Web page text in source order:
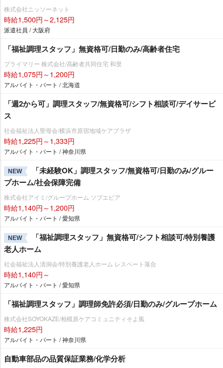
株式会社ニッソーネット
時給1,500円～2,125円
派遣社員 / 大阪府
「福祉調理スタッフ」無資格可/日勤のみ/高齢者住宅
プライマリー 株式会社/高齢者共同住宅 和里
時給1,075円～1,200円
アルバイト・パート / 北海道
「週2から可」調理スタッフ/無資格可/シフト相談可/デイサービ
ス
社会福祉法人聖母会/横浜市原宿地域ケアプラザ
時給1,225円～1,333円
アルバイト・パート / 神奈川県
NEW
「未経験OK」調理スタッフ/無資格可/日勤のみ/グルー
プホーム/社会保障完備
株式会社アイミ/グループホーム ソブエピア
時給1,140円～1,200円
アルバイト・パート / 愛知県
NEW
「福祉調理スタッフ」無資格可/シフト相談可/特別養護
老人ホーム
社会福祉法人清洞会/特別養護老人ホーム レスペート落合
時給1,140円～
アルバイト・パート / 愛知県
「福祉調理スタッフ」調理師免許必須/日勤のみ/グループホーム
株式会社SOYOKAZE/相模原ケアコミュニティそよ風
時給1,225円
アルバイト・パート / 神奈川県
自動車部品の品質保証業務/化学分析